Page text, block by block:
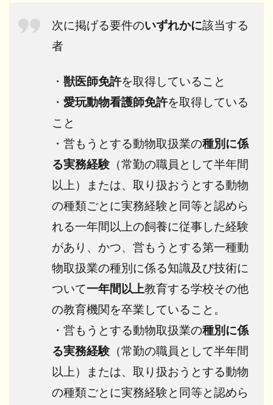
次に掲げる要件のいずれかに該当する
者
・ 獣医師免許を取得していること
・ 愛玩動物看護師免許を取得している
こと
・営もうとする動物取扱業の種別に係
る実務経験（常勤の職員として半年間
以上）または、取り扱おうとする動物
の種類ごとに実務経験と同等と認めら
れる一年間以上の飼養に従事した経験
があり、かつ、営もうとする第一種動
物取扱業の種別に係る知識及び技術に
ついて一年間以上教育する学校その他
の教育機関を卒業していること。
・営もうとする動物取扱業の種別に係
る実務経験（常勤の職員として半年間
以上）または、取り扱おうとする動物
の種類ごとに実務経験と同等と認めら